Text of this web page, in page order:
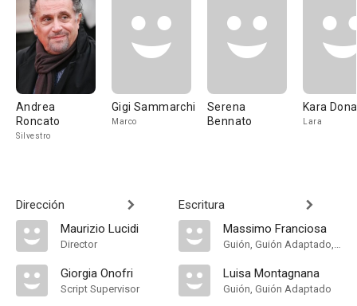
Andrea
Roncato
Silvestro
Gigi Sammarchi
Marco
Serena
Bennato
Kara
Lara
Dirección
Maurizio Lucidi
Director
Giorgia Onofri
Script Supervisor
Escritura
Massimo Franciosa
Guión, Guión Adaptado, Historia
Luisa Montagnana
Guión, Guión Adaptado